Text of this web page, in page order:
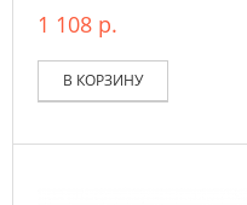
1 108 р.
В КОРЗИНУ